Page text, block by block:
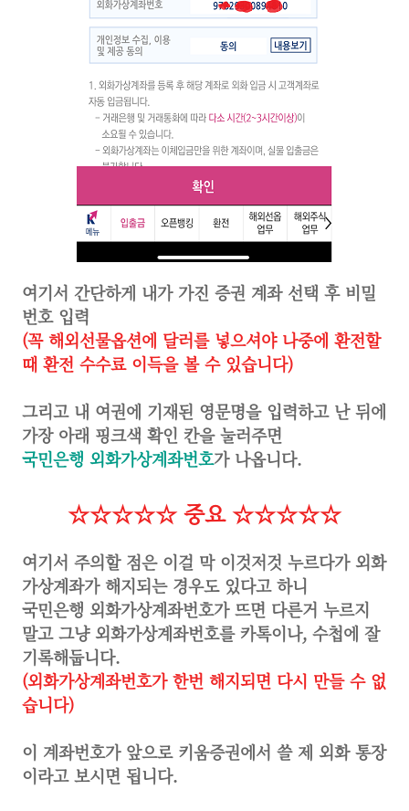
여기서 간단하게 내가 가진 증권 계좌 선택 후 비밀
번호 입력
(꼭 해외선물옵션에 달러를 넣으셔야 나중에 환전할
때 환전 수수료 이득을 볼 수 있습니다)
그리고 내 여권에 기재된 영문명을 입력하고 난 뒤에
가장 아래 핑크색 확인 칸을 눌러주면
국민은행 외화가상계좌번호가 나옵니다.
☆☆☆☆☆ 중요 ☆☆☆☆☆
여기서 주의할 점은 이걸 막 이것저것 누르다가 외화
가상계좌가 해지되는 경우도 있다고 하니
국민은행 외화가상계좌번호가 뜨면 다른거 누르지
말고 그냥 외화가상계좌번호를 카톡이나, 수첩에 잘
기록해둡니다.
(외화가상계좌번호가 한번 해지되면 다시 만들 수 없
습니다)
이 계좌번호가 앞으로 키움증권에서 쓸 제 외화 통장
이라고 보시면 됩니다.